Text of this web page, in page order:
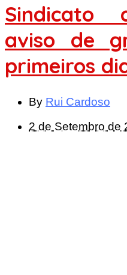
Sindicato
aviso de
primeiros
By Rui Cardoso
2 de Setembro de